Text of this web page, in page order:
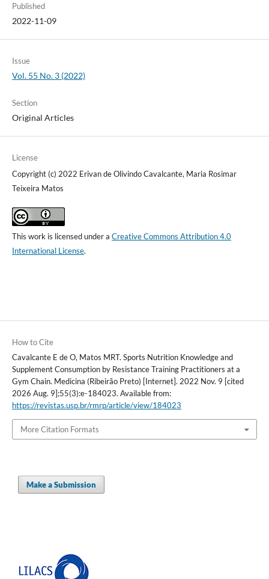
Published
2022-11-09
Issue
Vol. 55 No. 3 (2022)
Section
Original Articles
License
Copyright (c) 2022 Erivan de Olivindo Cavalcante, Maria Rosimar
Teixeira Matos
This work is licensed under a Creative Commons Attribution 4.0
International License.
How to Cite
Cavalcante E de O, Matos MRT. Sports Nutrition Knowledge and
Supplement Consumption by Resistance Training Practitioners at a
Gym Chain. Medicina (Ribeirão Preto) [Internet]. 2022 Nov. 9 [cited
2026 Aug. 9];55(3):e-184023. Available from:
https://revistas.usp.br/rmrp/article/view/184023
More Citation Formats
Make a Submission